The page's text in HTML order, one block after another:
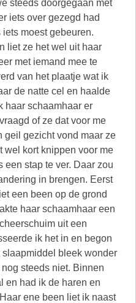
steeds doorgegaan met
iets over gezegd had
moest gebeuren.
liet ze het wel uit haar
met iemand mee te
van het plaatje wat ik
de natte cel en haalde
haar schaamhaar er
of ze dat voor me
geil gezicht vond maar ze
wel kort knippen voor me
een stap te ver. Daar zou
in brengen. Eerst
een been op de grond
haar schaamhaar een
uit een
ik het in en begon
bleek wonder
steeds niet. Binnen
en had ik de haren en
ene been liet ik naast